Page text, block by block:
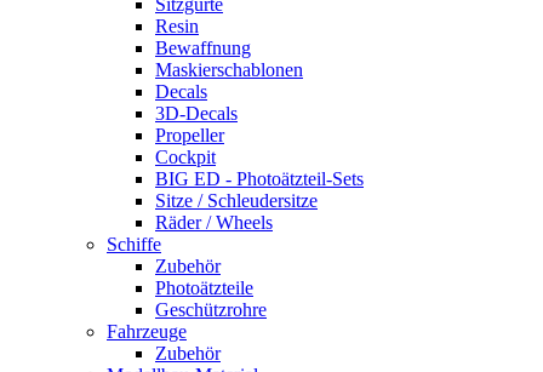
Sitzgurte
Resin
Bewaffnung
Maskierschablonen
Decals
3D-Decals
Propeller
Cockpit
BIG ED - Photoätzteil-Sets
Sitze / Schleudersitze
Räder / Wheels
Schiffe
Zubehör
Photoätzteile
Geschützrohre
Fahrzeuge
Zubehör